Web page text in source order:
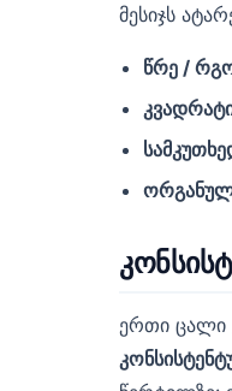
მესიჯს
წრე /
ერთი ცალი